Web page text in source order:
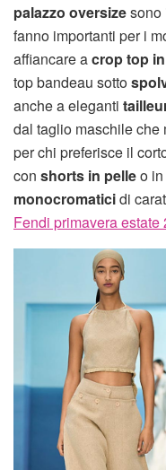
palazzo oversizesono
fanno importanti per i
affiancare acrop top
top bandeau sotto
anche a eleganti
dal taglio maschile che
per chi preferisce il
con shorts in pelleo
monocromaticidi
Fendi primavera estate